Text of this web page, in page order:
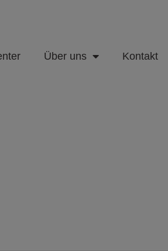
Über uns Kontakt